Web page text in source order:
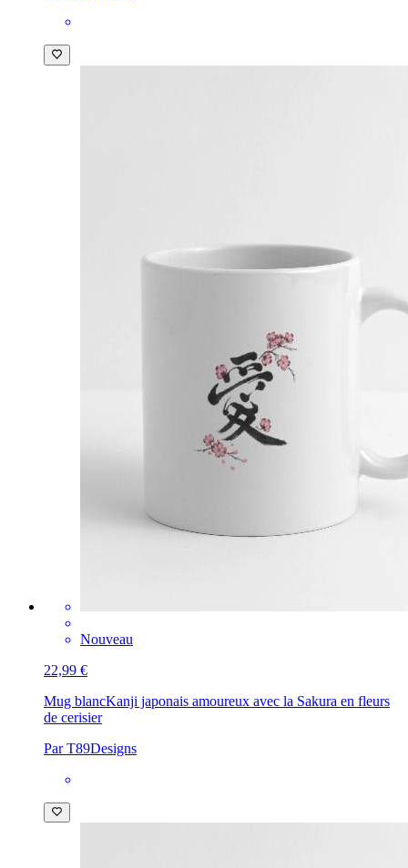
Nouveau
22,99 €
Mug blancKanji japonais amoureux avec la Sakura en fleurs
de cerisier
Par T89Designs